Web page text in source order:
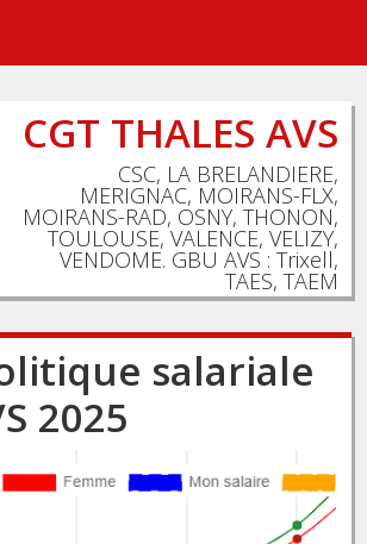
CGT THALES AVS
CSC, LA BRELANDIERE,
MERIGNAC, MOIRANS-FLX,
MOIRANS-RAD, OSNY, THONON,
TOULOUSE, VALENCE, VELIZY,
VENDOME. GBU AVS : Trixell,
TAES, TAEM
salariale
2025